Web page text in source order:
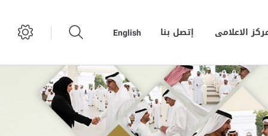
الاعلامى إتصل بنا English